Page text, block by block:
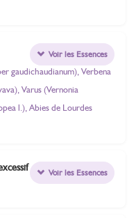
gaudichaudianum), Verbena
Varus (Vernonia
l.), Abies de Lourdes
Voir les Essences
Voir les Essences